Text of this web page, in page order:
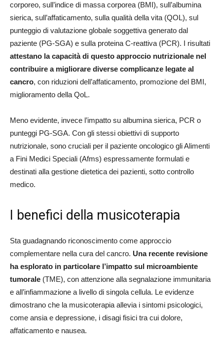
corporeo, sull’indice di massa corporea (BMI), sull’albumina
sierica, sull’affaticamento, sulla qualità della vita (QOL), sul
punteggio di valutazione globale soggettiva generato dal
paziente (PG-SGA) e sulla proteina C-reattiva (PCR). I risultati
attestano la capacità di questo approccio nutrizionale nel
contribuire a migliorare diverse complicanze legate al
cancro, con riduzioni dell’affaticamento, promozione del BMI,
miglioramento della QoL.
Meno evidente, invece l’impatto su albumina sierica, PCR o
punteggi PG-SGA. Con gli stessi obiettivi di supporto
nutrizionale, sono cruciali per il paziente oncologico gli Alimenti
a Fini Medici Speciali (Afms) espressamente formulati e
destinati alla gestione dietetica dei pazienti, sotto controllo
medico.
I benefici della musicoterapia
Sta guadagnando riconoscimento come approccio
complementare nella cura del cancro. Una recente revisione
ha esplorato in particolare l’impatto sul microambiente
tumorale (TME), con attenzione alla segnalazione immunitaria
e all’infiammazione a livello di singola cellula. Le evidenze
dimostrano che la musicoterapia allevia i sintomi psicologici,
come ansia e depressione, i disagi fisici tra cui dolore,
affaticamento e nausea.